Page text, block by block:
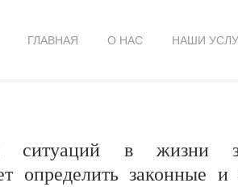
ГЛАВНАЯ О НАС НАШИ
ситуаций в жизни
определить законные